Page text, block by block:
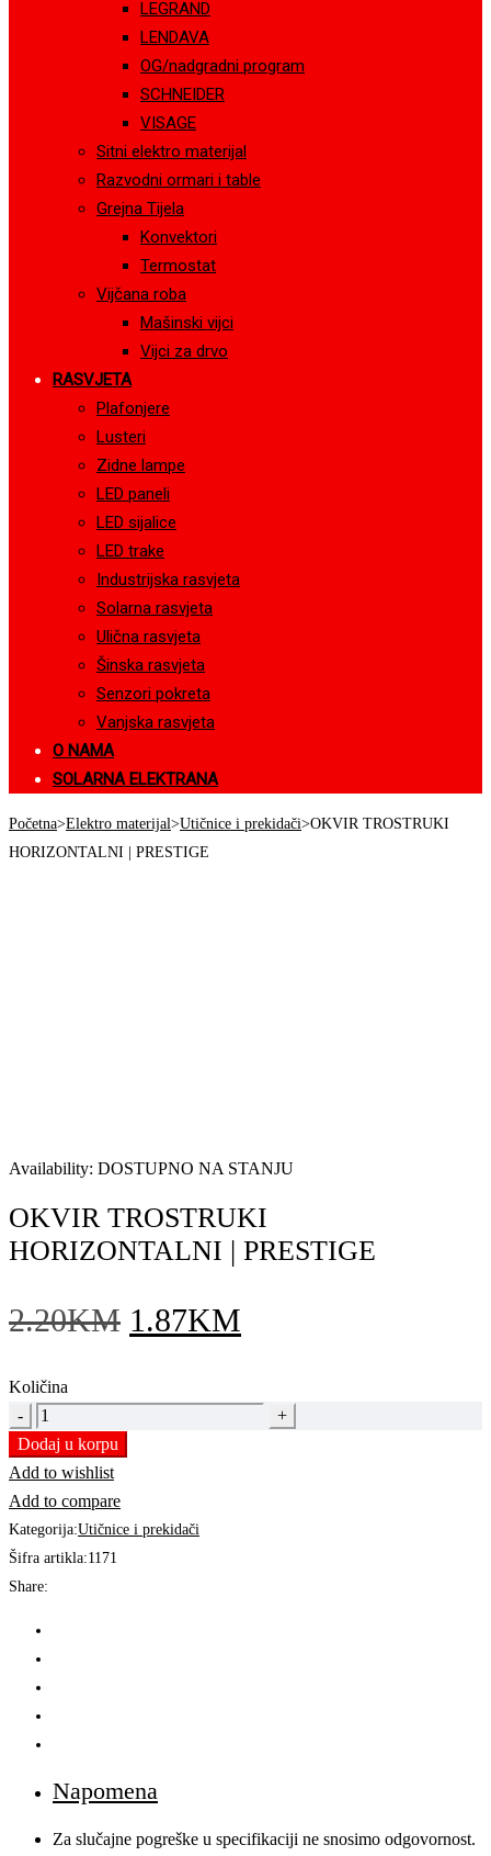
LEGRAND
LENDAVA
OG/nadgradni program
SCHNEIDER
VISAGE
Sitni elektro materijal
Razvodni ormari i table
Grejna Tijela
Konvektori
Termostat
Vijčana roba
Mašinski vijci
Vijci za drvo
RASVJETA
Plafonjere
Lusteri
Zidne lampe
LED paneli
LED sijalice
LED trake
Industrijska rasvjeta
Solarna rasvjeta
Ulična rasvjeta
Šinska rasvjeta
Senzori pokreta
Vanjska rasvjeta
O NAMA
SOLARNA ELEKTRANA
Početna>Elektro materijal>Utičnice i prekidači>OKVIR TROSTRUKI
HORIZONTALNI | PRESTIGE
Availability: DOSTUPNO NA STANJU
OKVIR TROSTRUKI
HORIZONTALNI | PRESTIGE
2.20KM Original
was:
1.87KM
is:
1.87KM.
Količina
OKVIR
TROSTRUKI
HORIZONTALNI
|
PRESTIGE
quantity
Dodaj u korpu
Add to wishlist
Add to compare
Kategorija:Utičnice i prekidači
Šifra artikla:1171
Share:
Napomena
Za slučajne pogreške u specifikaciji ne snosimo odgovornost.